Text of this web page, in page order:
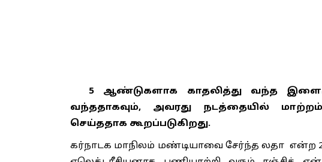
5 ஆண்டுகளாக காதலித்து வந்த
வந்ததாகவும், அவரது நடத்தையில்
செய்ததாக கூறப்படுகிறது.
கர்நாடக மாநிலம் மண்டியாவை சேர்ந்த லதா என்ற